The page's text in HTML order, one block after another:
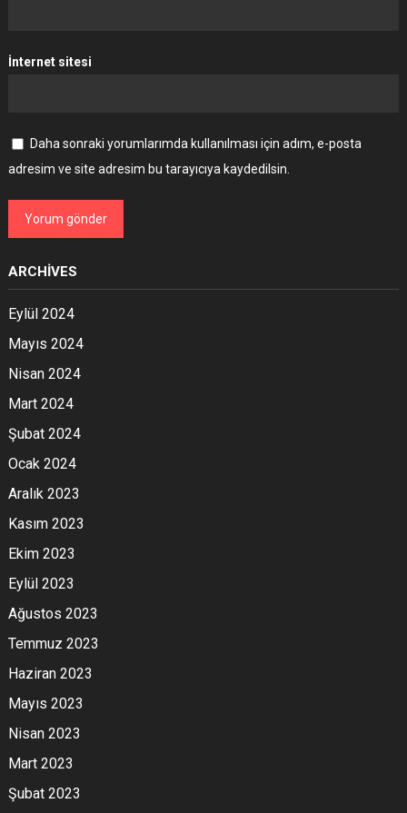
İnternet sitesi
Daha sonraki yorumlarımda kullanılması için adım, e-posta
adresim ve site adresim bu tarayıcıya kaydedilsin.
ARCHIVES
Eylül 2024
Mayıs 2024
Nisan 2024
Mart 2024
Şubat 2024
Ocak 2024
Aralık 2023
Kasım 2023
Ekim 2023
Eylül 2023
Ağustos 2023
Temmuz 2023
Haziran 2023
Mayıs 2023
Nisan 2023
Mart 2023
Şubat 2023